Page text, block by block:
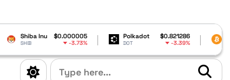
$0.000005
-3.73%
Polkadot $0.821286
DOT -3.39%
Bitcoin
BTC